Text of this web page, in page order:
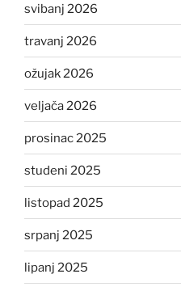
svibanj 2026
travanj 2026
ožujak 2026
veljača 2026
prosinac 2025
studeni 2025
listopad 2025
srpanj 2025
lipanj 2025